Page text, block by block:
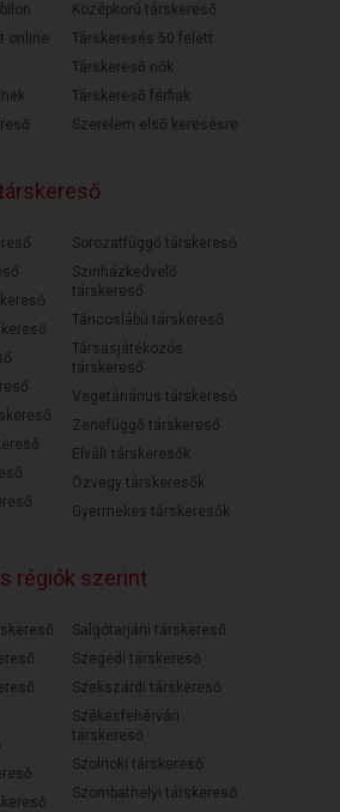
online
Középkorú társkereső
Társkeresés 50 felett
Társkereső nők
Társkereső férfiak
Szerelem első keresésre
Sorozatfüggő társkereső
Színházkedvelő
társkereső
Táncoslábú társkereső
Társasjátékozós
társkereső
Vegetáriánus társkereső
Zenefüggő társkereső
Elvált társkeresők
Özvegy társkeresők
Gyermekes társkeresők
régiók szerint
Salgótarjáni társkereső
Szegedi társkereső
Szekszárdi társkereső
Székesfehérvári
társkereső
Szolnoki társkereső
Szombathelyi társkereső